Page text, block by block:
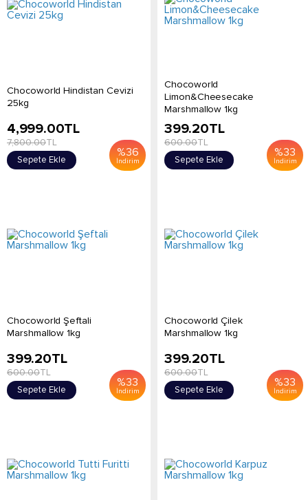
Chocoworld Hindistan Cevizi
25kg
%36
İndirim
4,999.00TL
7,800.00TL
Sepete Ekle
Chocoworld
Limon&Cheesecake
Marshmallow 1kg
%33
İndirim
399.20TL
600.00TL
Sepete Ekle
Chocoworld Şeftali
Marshmallow 1kg
%33
İndirim
399.20TL
600.00TL
Sepete Ekle
Chocoworld Çilek
Marshmallow 1kg
%33
İndirim
399.20TL
600.00TL
Sepete Ekle